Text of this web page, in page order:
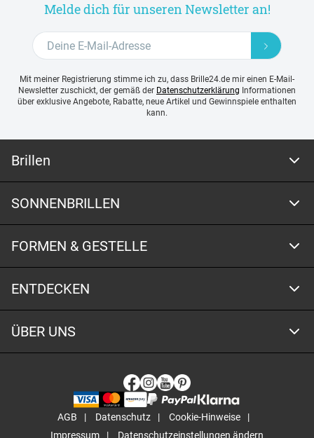
Melde dich für unseren Newsletter an!
Mit meiner Registrierung stimme ich zu, dass Brille24.de mir einen E-Mail-
Newsletter zuschickt, der gemäß der Datenschutzerklärung Informationen
über exklusive Angebote, Rabatte, neue Artikel und Gewinnspiele enthalten
kann.
Brillen
SONNENBRILLEN
FORMEN & GESTELLE
ENTDECKEN
ÜBER UNS
AGB Datenschutz
Cookie-Hinweise
Impressum
Datenschutzeinstellungen ändern